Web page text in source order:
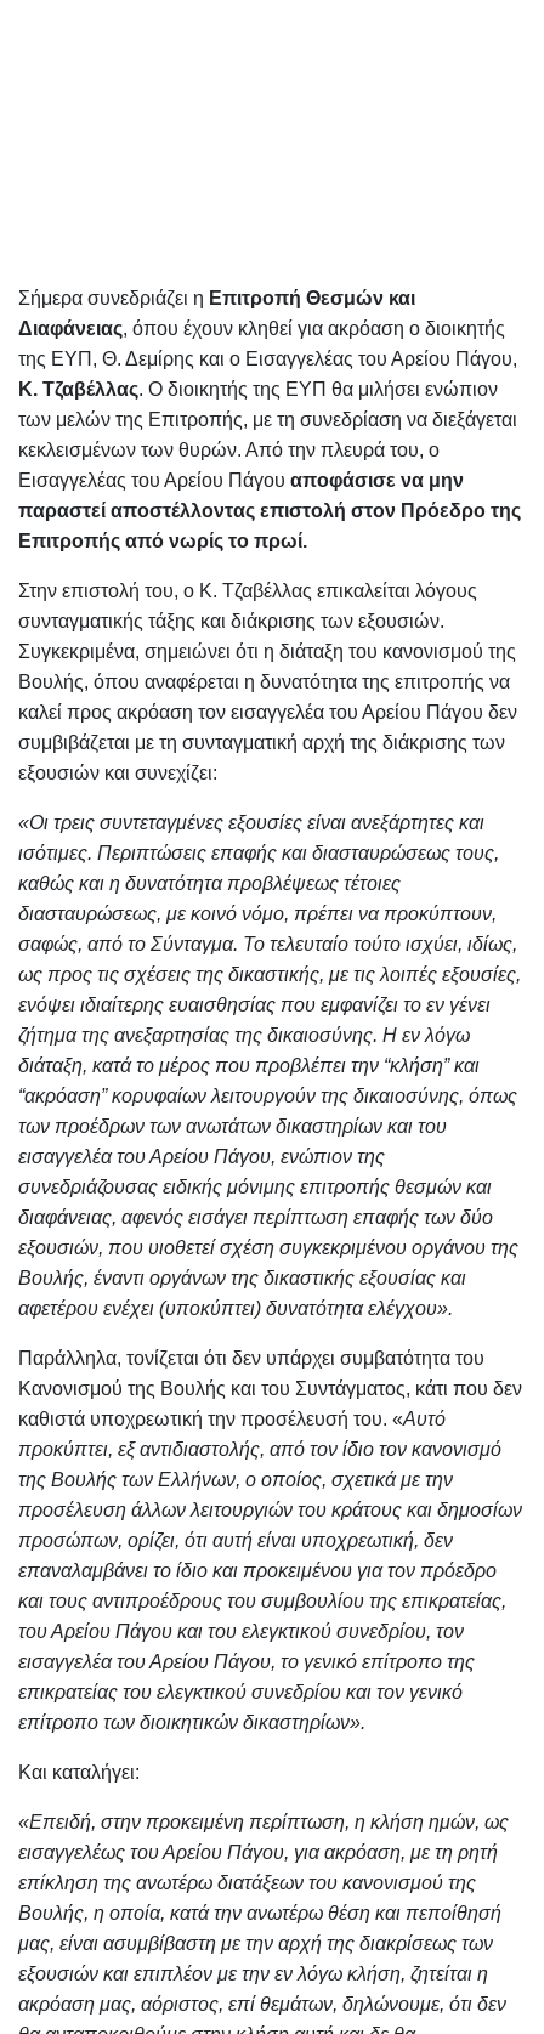
Σήμερα συνεδριάζει η Επιτροπή Θεσμών και
Διαφάνειας, όπου έχουν κληθεί για ακρόαση ο διοικητής
της ΕΥΠ, Θ. Δεμίρης και ο Εισαγγελέας του Αρείου Πάγου,
Κ. Τζαβέλλας. Ο διοικητής της ΕΥΠ θα μιλήσει ενώπιον
των μελών της Επιτροπής, με τη συνεδρίαση να διεξάγεται
κεκλεισμένων των θυρών. Από την πλευρά του, ο
Εισαγγελέας του Αρείου Πάγου αποφάσισε να μην
παραστεί αποστέλλοντας επιστολή στον Πρόεδρο της
Επιτροπής από νωρίς το πρωί.
Στην επιστολή του, ο Κ. Τζαβέλλας επικαλείται λόγους
συνταγματικής τάξης και διάκρισης των εξουσιών.
Συγκεκριμένα, σημειώνει ότι η διάταξη του κανονισμού της
Βουλής, όπου αναφέρεται η δυνατότητα της επιτροπής να
καλεί προς ακρόαση τον εισαγγελέα του Αρείου Πάγου δεν
συμβιβάζεται με τη συνταγματική αρχή της διάκρισης των
εξουσιών και συνεχίζει:
«Οι τρεις συντεταγμένες εξουσίες είναι ανεξάρτητες και
ισότιμες. Περιπτώσεις επαφής και διασταυρώσεως τους,
καθώς και η δυνατότητα προβλέψεως τέτοιες
διασταυρώσεως, με κοινό νόμο, πρέπει να προκύπτουν,
σαφώς, από το Σύνταγμα. Το τελευταίο τούτο ισχύει, ιδίως,
ως προς τις σχέσεις της δικαστικής, με τις λοιπές εξουσίες,
ενόψει ιδιαίτερης ευαισθησίας που εμφανίζει το εν γένει
ζήτημα της ανεξαρτησίας της δικαιοσύνης. Η εν λόγω
διάταξη, κατά το μέρος που προβλέπει την “κλήση” και
“ακρόαση” κορυφαίων λειτουργούν της δικαιοσύνης, όπως
των προέδρων των ανωτάτων δικαστηρίων και του
εισαγγελέα του Αρείου Πάγου, ενώπιον της
συνεδριάζουσας ειδικής μόνιμης επιτροπής θεσμών και
διαφάνειας, αφενός εισάγει περίπτωση επαφής των δύο
εξουσιών, που υιοθετεί σχέση συγκεκριμένου οργάνου της
Βουλής, έναντι οργάνων της δικαστικής εξουσίας και
αφετέρου ενέχει (υποκύπτει) δυνατότητα ελέγχου».
Παράλληλα, τονίζεται ότι δεν υπάρχει συμβατότητα του
Κανονισμού της Βουλής και του Συντάγματος, κάτι που δεν
καθιστά υποχρεωτική την προσέλευσή του. «Αυτό
προκύπτει, εξ αντιδιαστολής, από τον ίδιο τον κανονισμό
της Βουλής των Ελλήνων, ο οποίος, σχετικά με την
προσέλευση άλλων λειτουργιών του κράτους και δημοσίων
προσώπων, ορίζει, ότι αυτή είναι υποχρεωτική, δεν
επαναλαμβάνει το ίδιο και προκειμένου για τον πρόεδρο
και τους αντιπροέδρους του συμβουλίου της επικρατείας,
του Αρείου Πάγου και του ελεγκτικού συνεδρίου, τον
εισαγγελέα του Αρείου Πάγου, το γενικό επίτροπο της
επικρατείας του ελεγκτικού συνεδρίου και τον γενικό
επίτροπο των διοικητικών δικαστηρίων».
Και καταλήγει:
«Επειδή, στην προκειμένη περίπτωση, η κλήση ημών, ως
εισαγγελέως του Αρείου Πάγου, για ακρόαση, με τη ρητή
επίκληση της ανωτέρω διατάξεων του κανονισμού της
Βουλής, η οποία, κατά την ανωτέρω θέση και πεποίθησή
μας, είναι ασυμβίβαστη με την αρχή της διακρίσεως των
εξουσιών και επιπλέον με την εν λόγω κλήση, ζητείται η
ακρόαση μας, αόριστος, επί θεμάτων, δηλώνουμε, ότι δεν